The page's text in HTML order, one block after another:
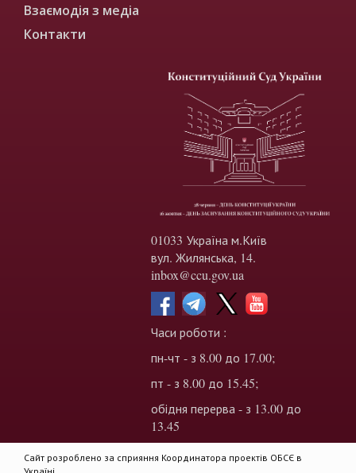
Взаємодія з медіа
Контакти
01033 Україна м.Київ
вул. Жилянська, 14.
inbox@ccu.gov.ua
Часи роботи :
пн-чт - з 8.00 до 17.00;
пт - з 8.00 до 15.45;
обідня перерва - з 13.00 до
13.45
Сайт розроблено за сприяння Координатора проектів ОБСЄ в
Україні